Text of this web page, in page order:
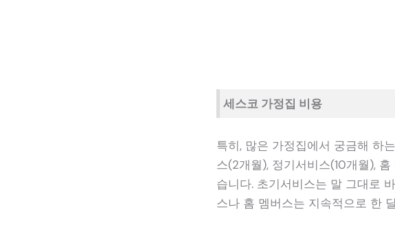
세스코 가정집 비용
특히, 많은 가정집에서 궁금해 하
스(2개월), 정기서비스(10개월),
습니다. 초기서비스는 말 그대로
스나 홈 멤버스는 지속적으로 한